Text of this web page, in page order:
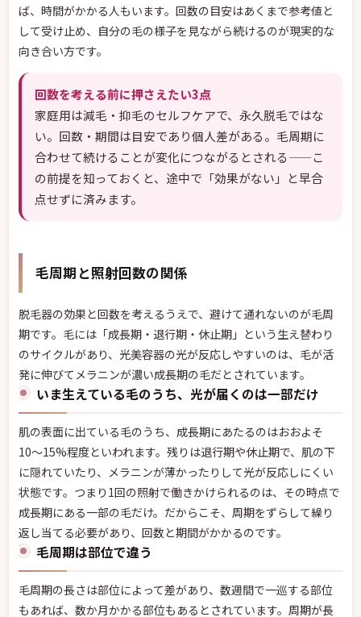
ば、時間がかかる人もいます。回数の目安はあくまで参考値と
して受け止め、自分の毛の様子を見ながら続けるのが現実的な
向き合い方です。
回数を考える前に押さえたい3点
家庭用は減毛・抑毛のセルフケアで、永久脱毛ではな
い。回数・期間は目安であり個人差がある。毛周期に
合わせて続けることが変化につながるとされる——こ
の前提を知っておくと、途中で「効果がない」と早合
点せずに済みます。
毛周期と照射回数の関係
脱毛器の効果と回数を考えるうえで、避けて通れないのが毛周
期です。毛には「成長期・退行期・休止期」という生え替わり
のサイクルがあり、光美容器の光が反応しやすいのは、毛が活
発に伸びてメラニンが濃い成長期の毛だとされています。
いま生えている毛のうち、光が届くのは一部だけ
肌の表面に出ている毛のうち、成長期にあたるのはおおよそ
10〜15%程度といわれます。残りは退行期や休止期で、肌の下
に隠れていたり、メラニンが薄かったりして光が反応しにくい
状態です。つまり1回の照射で働きかけられるのは、その時点で
成長期にある一部の毛だけ。だからこそ、周期をずらして繰り
返し当てる必要があり、回数と期間がかかるのです。
毛周期は部位で違う
毛周期の長さは部位によって差があり、数週間で一巡する部位
もあれば、数か月かかる部位もあるとされています。周期が長